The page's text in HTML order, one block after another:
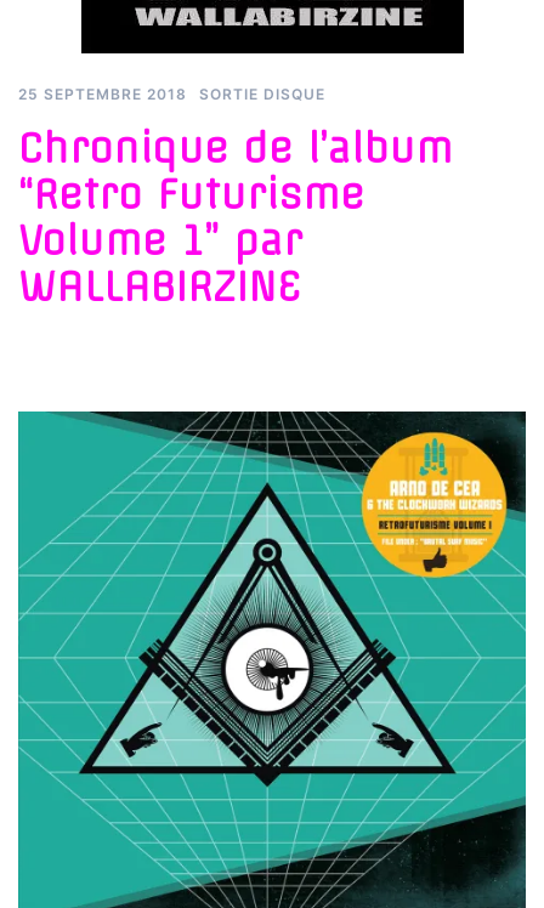
25 SEPTEMBRE 2018 SORTIE DISQUE
Chronique de l’album
“Retro Futurisme
Volume 1” par
WALLABIRZINE